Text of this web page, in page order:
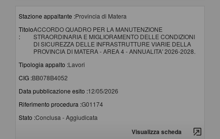
Stazione appaltante :Provincia di Matera
Titolo
:
ACCORDO QUADRO PER LA MANUTENZIONE
STRAORDINARIA E MIGLIORAMENTO DELLE CONDIZIONI
DI SICUREZZA DELLE INFRASTRUTTURE VIARIE DELLA
PROVINCIA DI MATERA - AREA 4 - ANNUALITA' 2026-2028.
Tipologia appalto :Lavori
CIG :BB078B4052
Data pubblicazione esito :12/05/2026
Riferimento procedura :G01174
Stato :Conclusa - Aggiudicata
Visualizza scheda